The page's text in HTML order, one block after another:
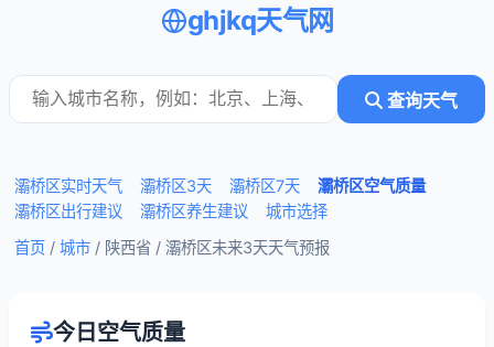
ghjkq天气网
查询天气
灞桥区实时天气 灞桥区3天 灞桥区7天
灞桥区空气质量
灞桥区出行建议
灞桥区养生建议
城市选择
首页 / 城市 / 陕西省 / 灞桥区未来3天天气预报
今日空气质量